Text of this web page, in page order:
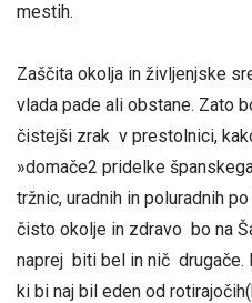
mestih.
Zaščita okolja in življenjske
vlada pade ali obstane. Zato
čistejši zrak v prestolnici,
»domače2 pridelke
tržnic, uradnih in poluradnih
čisto okolje in zdravo bo na
naprej biti bel in nič drugače.
ki bi naj bil eden od